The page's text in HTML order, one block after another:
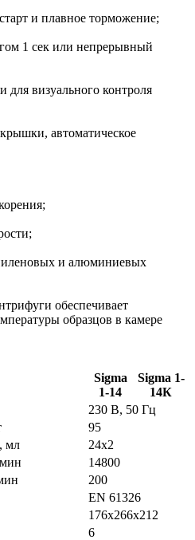
и плавное торможение;
1 сек или непрерывный
визуального контроля
автоматическое
и алюминиевых
обеспечивает
образцов в камере
Sigma
1-14
Sigma 1-
14К
230 В, 50 Гц
95
мл
24х2
14800
200
EN 61326
176х266х212
6